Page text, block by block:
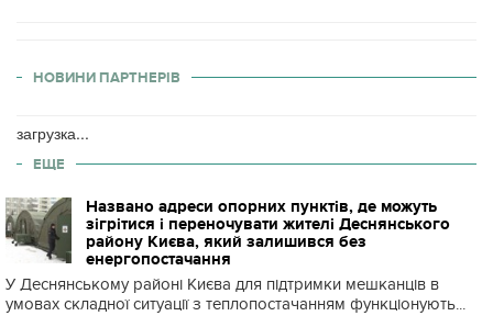
НОВИНИ ПАРТНЕРІВ
загрузка...
ЕЩЕ
Названо адреси опорних пунктів, де можуть
зігрітися і переночувати жителі Деснянського
району Києва, який залишився без
енергопостачання
У Деснянському районі Києва для підтримки мешканців в
умовах складної ситуації з теплопостачанням функціонують...